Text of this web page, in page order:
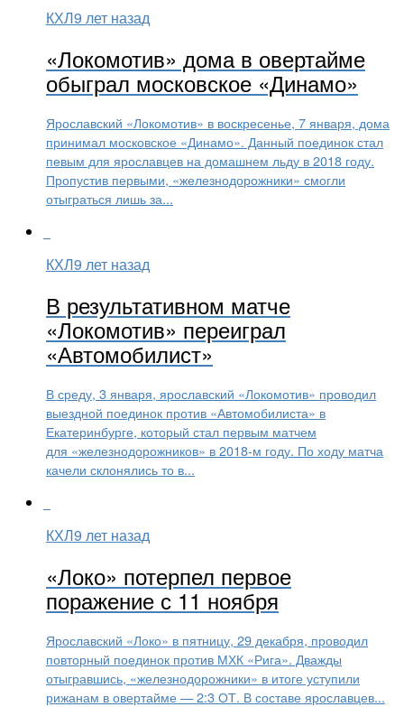
КХЛ9 лет назад
«Локомотив» дома в овертайме
обыграл московское «Динамо»
Ярославский «Локомотив» в воскресенье, 7 января, дома
принимал московское «Динамо». Данный поединок стал
певым для ярославцев на домашнем льду в 2018 году.
Пропустив первыми, «железнодорожники» смогли
отыграться лишь за...
КХЛ9 лет назад
В результативном матче
«Локомотив» переиграл
«Автомобилист»
В среду, 3 января, ярославский «Локомотив» проводил
выездной поединок против «Автомобилиста» в
Екатеринбурге, который стал первым матчем
для «железнодорожников» в 2018-м году. По ходу матча
качели склонялись то в...
КХЛ9 лет назад
«Локо» потерпел первое
поражение с 11 ноября
Ярославский «Локо» в пятницу, 29 декабря, проводил
повторный поединок против МХК «Рига». Дважды
отыгравшись, «железнодорожники» в итоге уступили
рижанам в овертайме — 2:3 ОТ. В составе ярославцев...